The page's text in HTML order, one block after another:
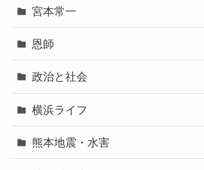
宮本常一
恩師
政治と社会
横浜ライフ
熊本地震・水害